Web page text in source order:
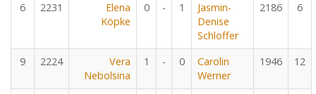
6 2231
Elena
Köpke
0 - 1
Jasmin-
Denise
Schloffer
2186 6
9 2224
Vera
Nebolsina
1 - 0
Carolin
Werner
1946 12